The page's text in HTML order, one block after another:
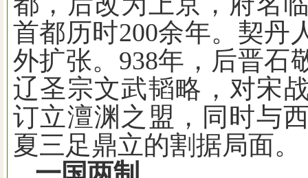
首都历时200余年。契丹
外扩张。 938年，后晋石
辽圣宗文武韬略，对宋
订立澶渊之盟，同时与
夏三足鼎立的割据局面。